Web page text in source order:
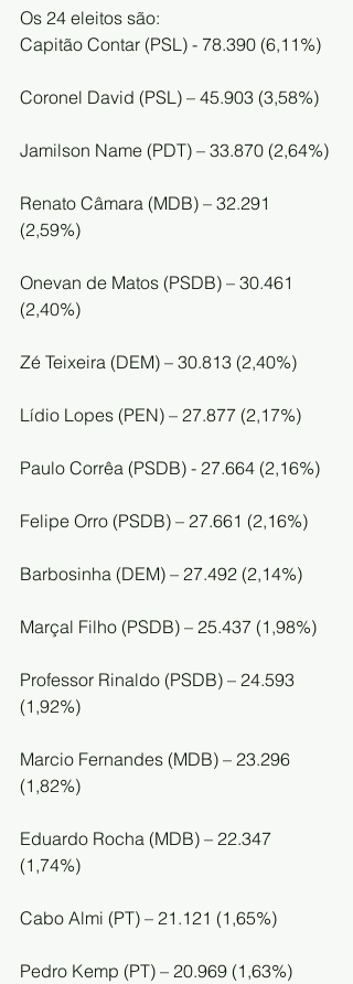
Os 24 eleitos são:
Capitão Contar (PSL) - 78.390 (6,11%)
Coronel David (PSL) – 45.903 (3,58%)
Jamilson Name (PDT) – 33.870 (2,64%)
Renato Câmara (MDB) – 32.291
(2,59%)
Onevan de Matos (PSDB) – 30.461
(2,40%)
Zé Teixeira (DEM) – 30.813 (2,40%)
Lídio Lopes (PEN) – 27.877 (2,17%)
Paulo Corrêa (PSDB) - 27.664 (2,16%)
Felipe Orro (PSDB) – 27.661 (2,16%)
Barbosinha (DEM) – 27.492 (2,14%)
Marçal Filho (PSDB) – 25.437 (1,98%)
Professor Rinaldo (PSDB) – 24.593
(1,92%)
Marcio Fernandes (MDB) – 23.296
(1,82%)
Eduardo Rocha (MDB) – 22.347
(1,74%)
Cabo Almi (PT) – 21.121 (1,65%)
Pedro Kemp (PT) – 20.969 (1,63%)